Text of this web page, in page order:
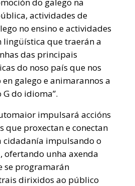
actividades de
no ensino e actividades
lingüística que traerán a
das principais
do noso país que nos
galego e animarannos a
do idioma”.
impulsará accións
que proxectan e conectan
cidadanía impulsando o
ofertando unha axenda
se programarán
dirixidos ao público